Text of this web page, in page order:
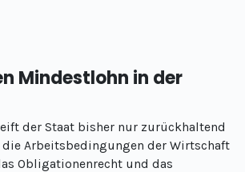
Mindestlohn in der
der Staat bisher nur zurückhaltend
Arbeitsbedingungen der Wirtschaft
Obligationenrecht und das